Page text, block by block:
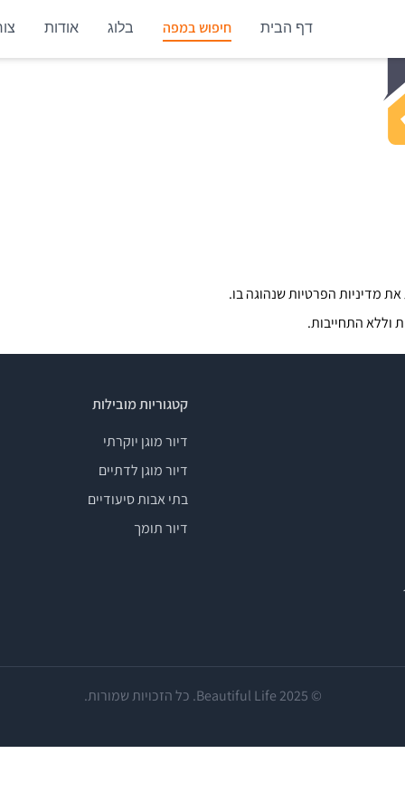
דף הבית חיפוש במפה בלוג אודות
אתמדיניות הפרטיותשנהוגה בו.
וללא התחייבות.
קטגוריות מובילות
דיור מוגן יוקרתי
דיור מוגן לדתיים
בתי אבות סיעודיים
דיור תומך
© 2025 Beautiful Life. כל הזכויות שמורות.